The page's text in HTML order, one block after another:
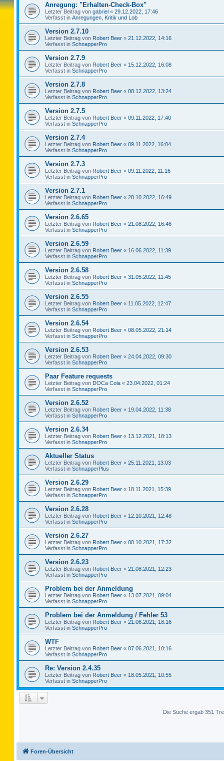
Anregung: "Erhalten-Check-Box"
Letzter Beitrag von gabriel « 29.12.2022, 17:46
Verfasst in Anregungen, Kritik und Lob
Version 2.7.10
Letzter Beitrag von Robert Beer « 21.12.2022, 14:16
Verfasst in SchnapperPro
Version 2.7.9
Letzter Beitrag von Robert Beer « 15.12.2022, 16:08
Verfasst in SchnapperPro
Version 2.7.8
Letzter Beitrag von Robert Beer « 08.12.2022, 13:24
Verfasst in SchnapperPro
Version 2.7.5
Letzter Beitrag von Robert Beer « 09.11.2022, 17:40
Verfasst in SchnapperPro
Version 2.7.4
Letzter Beitrag von Robert Beer « 09.11.2022, 16:04
Verfasst in SchnapperPro
Version 2.7.3
Letzter Beitrag von Robert Beer « 09.11.2022, 11:16
Verfasst in SchnapperPro
Version 2.7.1
Letzter Beitrag von Robert Beer « 28.10.2022, 16:49
Verfasst in SchnapperPro
Version 2.6.65
Letzter Beitrag von Robert Beer « 21.08.2022, 16:46
Verfasst in SchnapperPro
Version 2.6.59
Letzter Beitrag von Robert Beer « 16.06.2022, 11:39
Verfasst in SchnapperPro
Version 2.6.58
Letzter Beitrag von Robert Beer « 31.05.2022, 11:45
Verfasst in SchnapperPro
Version 2.6.55
Letzter Beitrag von Robert Beer « 11.05.2022, 12:47
Verfasst in SchnapperPro
Version 2.6.54
Letzter Beitrag von Robert Beer « 08.05.2022, 21:14
Verfasst in SchnapperPro
Version 2.6.53
Letzter Beitrag von Robert Beer « 24.04.2022, 09:30
Verfasst in SchnapperPro
Paar Feature requests
Letzter Beitrag von DOCa Cola « 23.04.2022, 01:24
Verfasst in SchnapperPro
Version 2.6.52
Letzter Beitrag von Robert Beer « 19.04.2022, 11:38
Verfasst in SchnapperPro
Version 2.6.34
Letzter Beitrag von Robert Beer « 13.12.2021, 18:13
Verfasst in SchnapperPro
Aktueller Status
Letzter Beitrag von Robert Beer « 25.11.2021, 13:03
Verfasst in SchnapperPlus
Version 2.6.29
Letzter Beitrag von Robert Beer « 18.11.2021, 15:39
Verfasst in SchnapperPro
Version 2.6.28
Letzter Beitrag von Robert Beer « 12.10.2021, 12:48
Verfasst in SchnapperPro
Version 2.6.27
Letzter Beitrag von Robert Beer « 08.10.2021, 17:32
Verfasst in SchnapperPro
Version 2.6.23
Letzter Beitrag von Robert Beer « 21.08.2021, 12:23
Verfasst in SchnapperPro
Problem bei der Anmeldung
Letzter Beitrag von Robert Beer « 13.07.2021, 09:04
Verfasst in SchnapperPro
Problem bei der Anmeldung / Fehler 53
Letzter Beitrag von Robert Beer « 21.06.2021, 18:16
Verfasst in SchnapperPro
WTF
Letzter Beitrag von Robert Beer « 07.06.2021, 10:16
Verfasst in SchnapperPro
Re: Version 2.4.35
Letzter Beitrag von Robert Beer « 18.05.2021, 10:55
Verfasst in SchnapperPro
Die Suche ergab 351
Foren-Übersicht